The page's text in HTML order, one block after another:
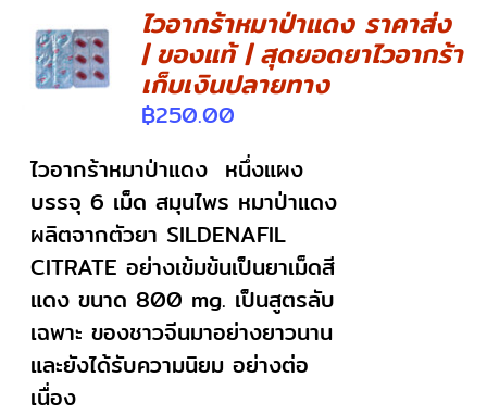
DETAILS
ไวอากร้าหมาป่าแดง ราคาส่ง
| ของแท้ | สุดยอดยาไวอากร้า
เก็บเงินปลายทาง
฿250.00
ไวอากร้าหมาป่าแดง หนึ่งแผง
บรรจุ 6 เม็ด สมุนไพร หมาป่าแดง
ผลิตจากตัวยา SILDENAFIL
CITRATE อย่างเข้มข้นเป็นยาเม็ดสี
แดง ขนาด 800 mg. เป็นสูตรลับ
เฉพาะ ของชาวจีนมาอย่างยาวนาน
และยังได้รับความนิยม อย่างต่อ
เนื่อง